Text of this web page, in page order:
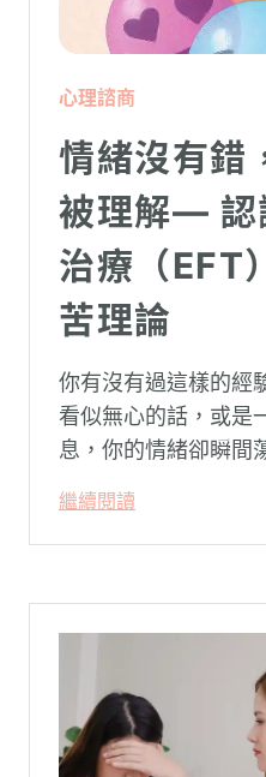
心理諮商
情緒沒有錯
被理解— 認
治療（EFT
苦理論
你有沒有過這樣的經
看似無心的話，或是
息，你的情緒卻瞬間
怪：「事情真的有這
繼續閱讀